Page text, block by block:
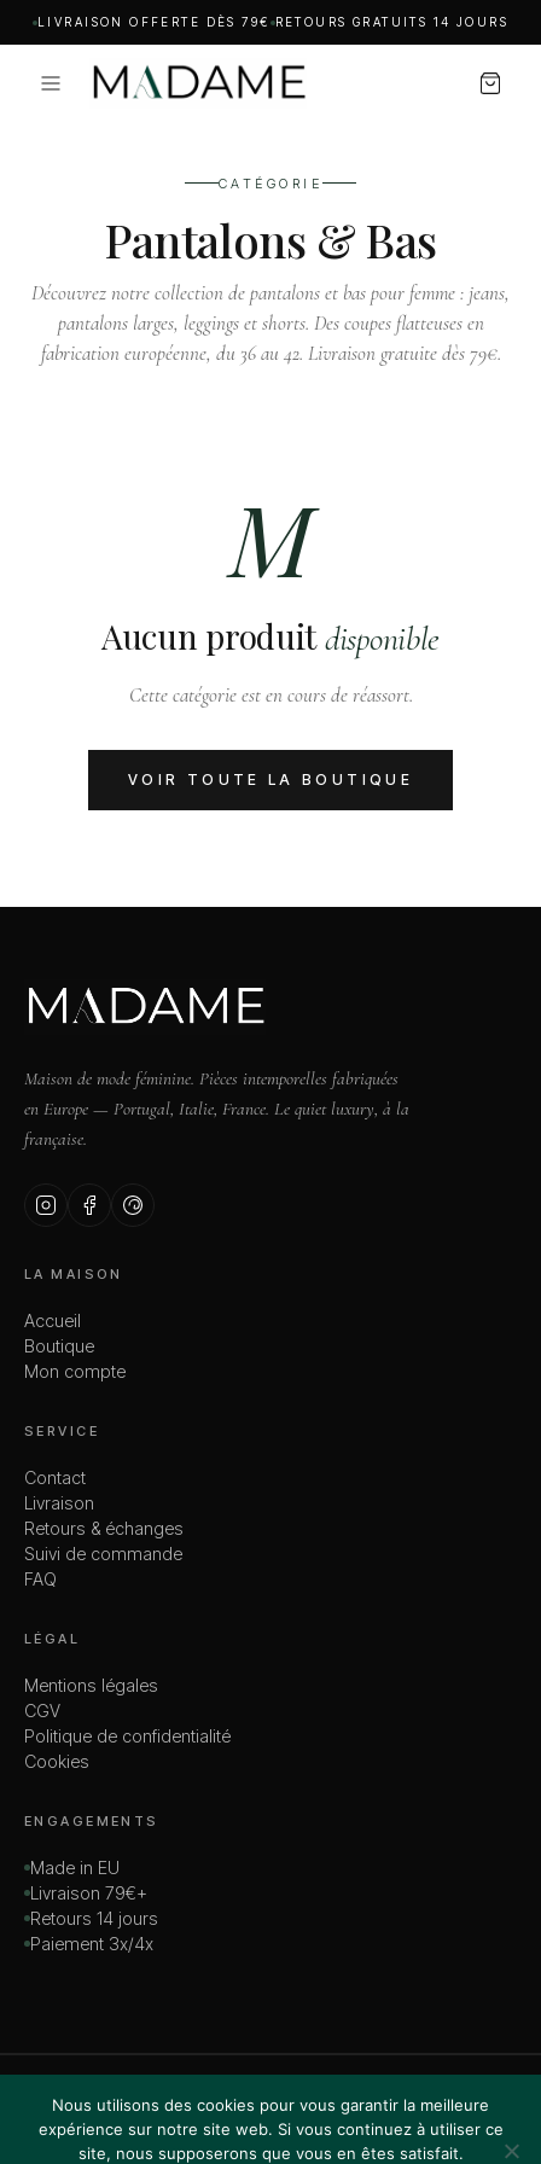
LIVRAISON OFFERTE DÈS 79€ RETOURS GRATUITS 14 JOURS
CATÉGORIE
Pantalons & Bas
Découvrez notre collection de pantalons et bas pour femme : jeans,
pantalons larges, leggings et shorts. Des coupes flatteuses en
fabrication européenne, du 36 au 42. Livraison gratuite dès 79€.
M
Aucun produitdisponible
Cette catégorie est en cours de réassort.
VOIR TOUTE LA BOUTIQUE
Maison de mode féminine. Pièces intemporelles fabriquées
en Europe — Portugal, Italie, France. Le quiet luxury, à la
française.
LA MAISON
Accueil
Boutique
Mon compte
SERVICE
Contact
Livraison
Retours & échanges
Suivi de commande
FAQ
LÉGAL
Mentions légales
CGV
Politique de confidentialité
Cookies
ENGAGEMENTS
Made in EU
Livraison 79€+
Retours 14 jours
Paiement 3x/4x
VISA · MASTERCARD · AMEX · PAYPAL
Nous utilisons des cookies pour vous garantir la meilleure
expérience sur notre site web. Si vous continuez à utiliser ce
site, nous supposerons que vous en êtes satisfait.